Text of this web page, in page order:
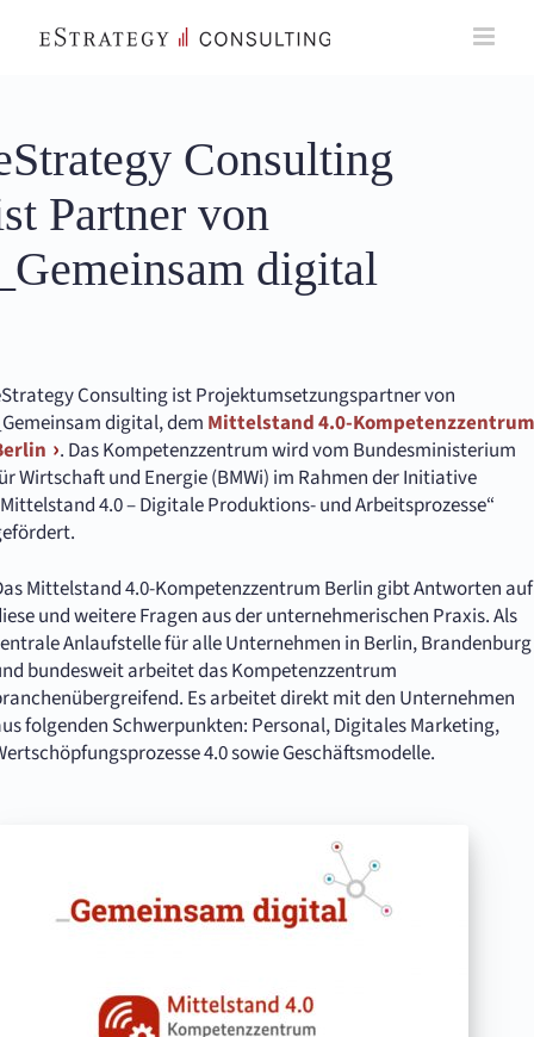
Consulting
Partner von
digital
Consulting ist Projektumsetzungspartner von
digital, dem Mittelstand 4.0-Kompetenzzentrum
. Das Kompetenzzentrum wird vom Bundesministerium
Wirtschaft und Energie (BMWi) im Rahmen der Initiative
4.0 – Digitale Produktions- und Arbeitsprozesse“
Mittelstand 4.0-Kompetenzzentrum Berlin gibt Antworten auf
und weitere Fragen aus der unternehmerischen Praxis. Als
Anlaufstelle für alle Unternehmen in Berlin, Brandenburg
bundesweit arbeitet das Kompetenzzentrum
Es arbeitet direkt mit den Unternehmen
folgenden Schwerpunkten: Personal, Digitales Marketing,
4.0 sowie Geschäftsmodelle.